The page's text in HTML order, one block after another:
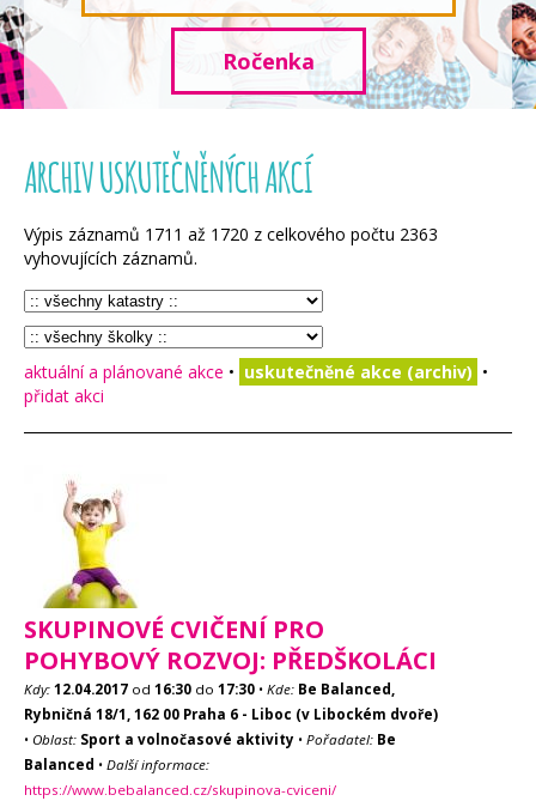
Ročenka
ARCHIV USKUTEČNĚNÝCH AKCÍ
Výpis záznamů 1711 až 1720 z celkového počtu 2363
vyhovujících záznamů.
aktuální a plánované akce • uskutečněné akce (archiv) •
přidat akci
SKUPINOVÉ CVIČENÍ PRO
POHYBOVÝ ROZVOJ: PŘEDŠKOLÁCI
Kdy: 12.04.2017 od 16:30 do 17:30 • Kde: Be Balanced,
Rybničná 18/1, 162 00 Praha 6 - Liboc (v Libockém dvoře)
• Oblast: Sport a volnočasové aktivity • Pořadatel: Be
Balanced • Další informace:
https://www.bebalanced.cz/skupinova-cviceni/